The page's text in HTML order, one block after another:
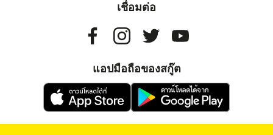
เชื่อมต่อ
แอปมือถือของสกู๊ต